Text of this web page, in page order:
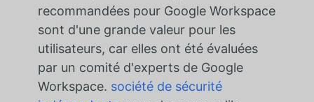
recommandées pour Google Workspace
sont d'une grande valeur pour les
utilisateurs, car elles ont été évaluées
par un comité d'experts de Google
Workspace. société de sécurité